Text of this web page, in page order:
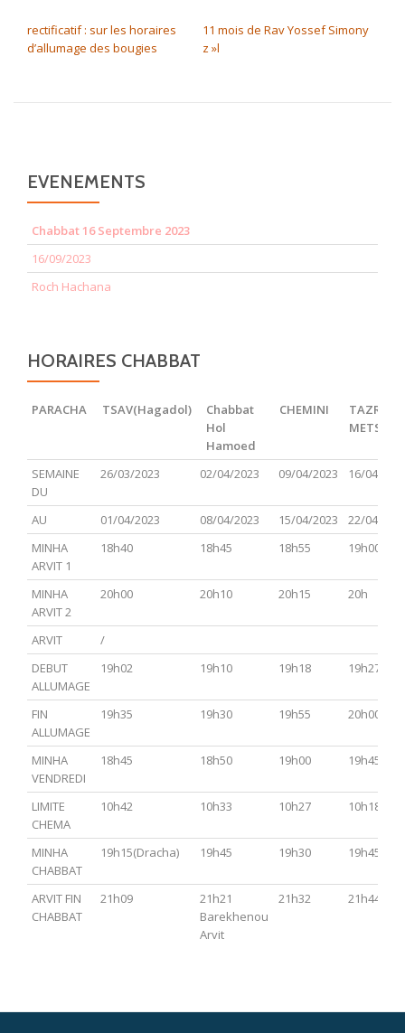
rectificatif : sur les horaires
d’allumage des bougies
11 mois de Rav Yossef Simony
z »l
EVENEMENTS
Chabbat 16 Septembre 2023
16/09/2023
Roch Hachana
HORAIRES CHABBAT
PARACHA TSAV(Hagadol)
Chabbat
Hol
Hamoed
CHEMINI
TAZRIA
PARACHA TSAV(Hagadol)
Chabbat
Hamoed
CHEMINI
TAZRIA
SEMAINE
DU
26/03/2023 02/04/2023 09/04/2023 16/04/
AU 01/04/2023 08/04/2023 15/04/2023
22/04/
MINHA
ARVIT 1
18h40 18h45 18h55 19h00
MINHA
ARVIT 2
20h00 20h10 20h15 20h
ARVIT
/
DEBUT
ALLUMAGE
19h02 19h10 19h18 19h27
FIN
ALLUMAGE
19h35 19h30 19h55 20h00
MINHA
VENDREDI
18h45 18h50 19h00 19h45
LIMITE
CHEMA
10h42 10h33 10h27 10h18
MINHA
CHABBAT
19h15(Dracha) 19h45 19h30 19h45
ARVIT FIN
CHABBAT
21h09
21h21
Barekhenou
Arvit
21h32 21h44